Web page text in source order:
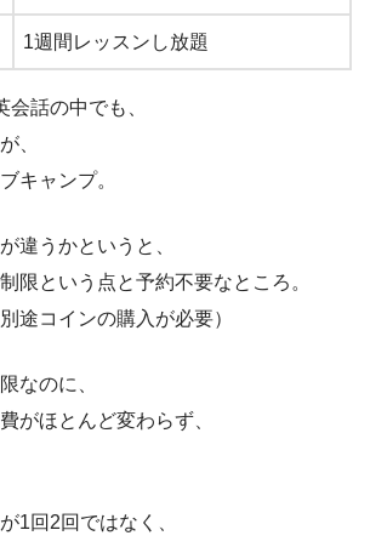
1週間レッスンし放題
話の中でも、
、
キャンプ。
違うかというと、
限という点と予約不要なところ。
途コインの購入が必要）
なのに、
がほとんど変わらず、
1回2回ではなく、